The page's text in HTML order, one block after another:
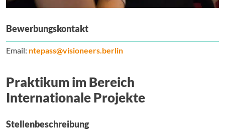
Bewerbungskontakt
Email: ntepass@visioneers.berlin
Praktikum im Bereich
Internationale Projekte
Stellenbeschreibung